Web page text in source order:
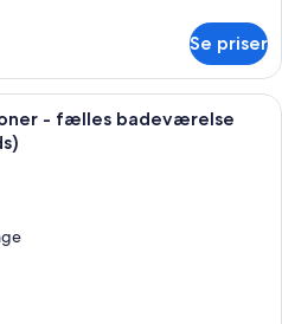
Se priser
Et hotelværelse med to
- fælles badeværelse